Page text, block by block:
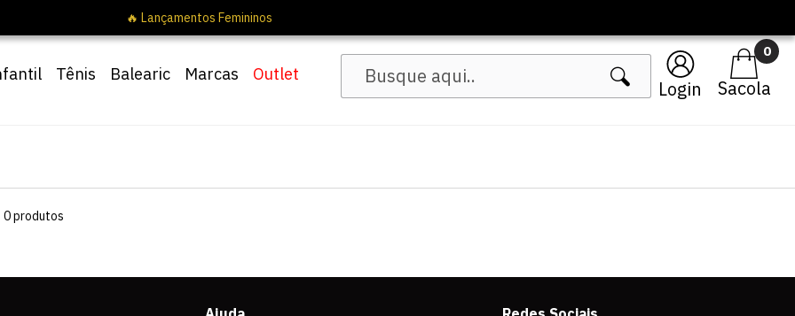
Login
0
Tênis Balearic Marcas Outlet
🔥 Lançamentos Femininos
0produtos